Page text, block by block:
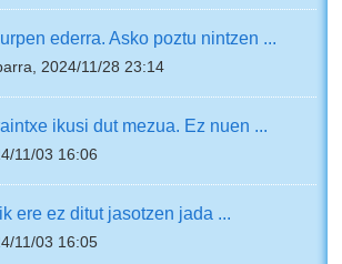
ederra. Asko poztu nintzen ...
2024/11/28 23:14
ikusi dut mezua. Ez nuen ...
11/03 16:06
ere ez ditut jasotzen jada ...
11/03 16:05